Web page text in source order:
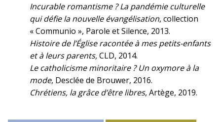
Incurable romantisme ? La pandémie culturelle
qui défie la nouvelle évangélisation, collection
« Communio », Parole et Silence, 2013.
Histoire de l’Église racontée à mes petits-enfants
et à leurs parents,CLD, 2014.
Le catholicisme minoritaire ? Un oxymore à la
mode, Desclée de Brouwer, 2016.
Chrétiens, la grâce d’être libres, Artège, 2019.